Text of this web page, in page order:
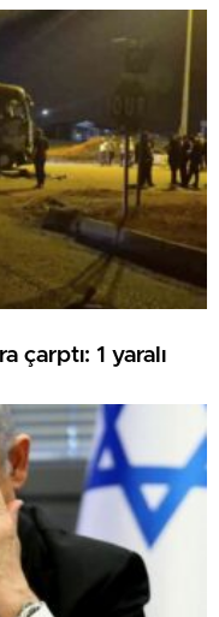
çarptı: 1 yaralı